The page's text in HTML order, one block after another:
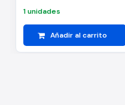
1 unidades
Añadir al carrito